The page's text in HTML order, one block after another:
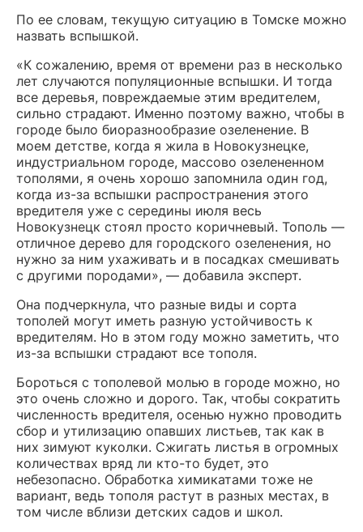
По ее словам, текущую ситуацию в Томске можно
назвать вспышкой.
«К сожалению, время от времени раз в несколько
лет случаются популяционные вспышки. И тогда
все деревья, повреждаемые этим вредителем,
сильно страдают. Именно поэтому важно, чтобы в
городе было биоразнообразие озеленение. В
моем детстве, когда я жила в Новокузнецке,
индустриальном городе, массово озелененном
тополями, я очень хорошо запомнила один год,
когда из-за вспышки распространения этого
вредителя уже с середины июля весь
Новокузнецк стоял просто коричневый. Тополь —
отличное дерево для городского озеленения, но
нужно за ним ухаживать и в посадках смешивать
с другими породами», — добавила эксперт.
Она подчеркнула, что разные виды и сорта
тополей могут иметь разную устойчивость к
вредителям. Но в этом году можно заметить, что
из-за вспышки страдают все тополя.
Бороться с тополевой молью в городе можно, но
это очень сложно и дорого. Так, чтобы сократить
численность вредителя, осенью нужно проводить
сбор и утилизацию опавших листьев, так как в
них зимуют куколки. Сжигать листья в огромных
количествах вряд ли кто-то будет, это
небезопасно. Обработка химикатами тоже не
вариант, ведь тополя растут в разных местах, в
том числе вблизи детских садов и школ.